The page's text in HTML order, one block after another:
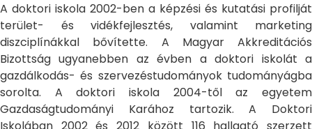
A doktori iskola 2002-ben a képzési és kutatási profilját
terület- és vidékfejlesztés, valamint marketing
diszciplínákkal bővítette. A Magyar Akkreditációs
Bizottság ugyanebben az évben a doktori iskolát a
gazdálkodás- és szervezéstudományok tudományágba
sorolta. A doktori iskola 2004-től az egyetem
Gazdaságtudományi Karához tartozik. A Doktori